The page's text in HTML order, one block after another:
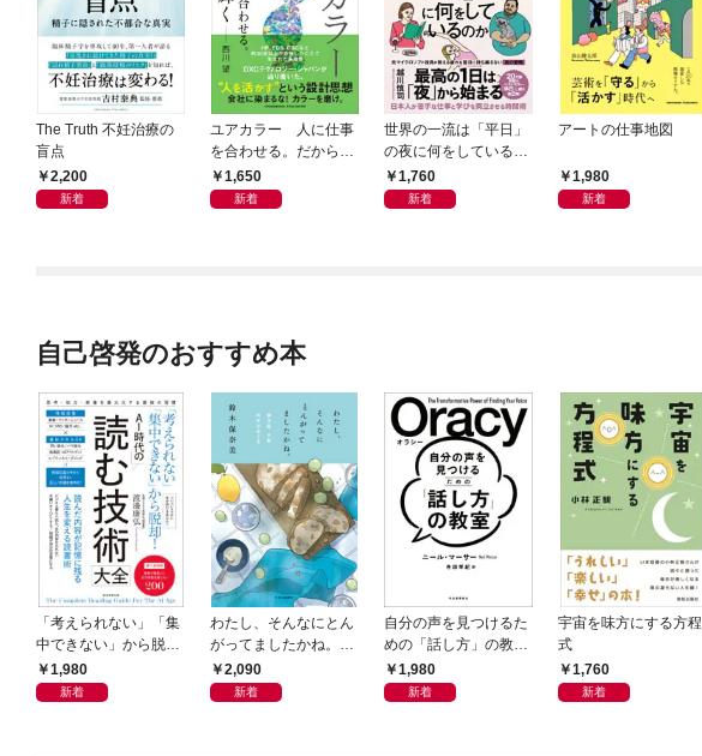
The Truth 不妊治療の
盲点
2,200
新着
ユアカラー 人に仕事
を合わせる。だから輝
く1,650
新着
世界の一流は「平日」
の夜に何をしているの
か1,760
新着
アートの仕事地図
1,980
新着
自己啓発のおすすめ本
「考えられない」「集
中できない」から脱
却！ AI時代の読む技
術大全
1,980
新着
わたし、そんなにとん
がってましたかね。
獅子座、Ａ型、丙午は
めぐる
2,090
新着
自分の声を見つけるた
めの「話し方」の教
室 Ｏｒａｃｙ（オラ
シー）
1,980
新着
宇宙を味方にする方程
式
1,760
新着